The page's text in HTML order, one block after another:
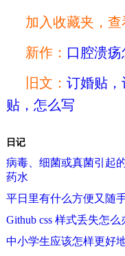
加入收藏夹，查
新作： 口腔溃
旧文： 订婚贴，
贴，怎么写
日记
病毒、细菌或真菌引起
药水
平日里有什么方便又随
Github css 样式丢失怎么
中小学生应该怎样更好